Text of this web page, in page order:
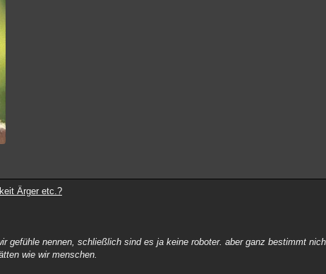
Ärger etc.?
gefühle nennen, schließlich sind es ja keine roboter. aber ganz bestimmt
wie wir menschen.